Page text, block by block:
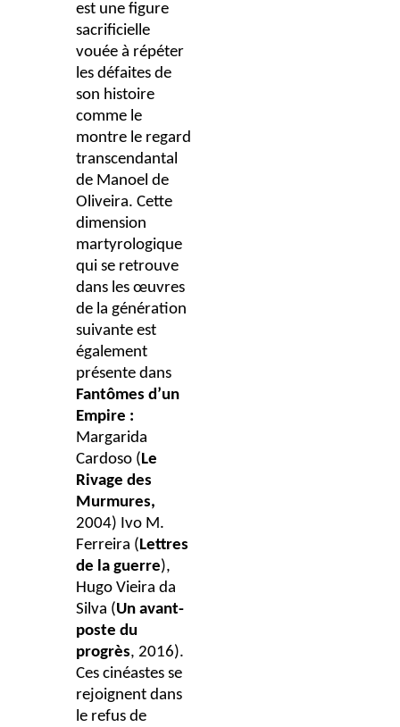
est une figure
sacrificielle
vouée à répéter
les défaites de
son histoire
comme le
montre le regard
transcendantal
de Manoel de
Oliveira. Cette
dimension
martyrologique
qui se retrouve
dans les œuvres
de la génération
suivante est
également
présente dans
Fantômes d’un
Empire :
Margarida
Cardoso (Le
Rivage des
Murmures,
2004) Ivo M.
Ferreira (Lettres
de la guerre),
Hugo Vieira da
Silva (Un avant-
poste du
progrès, 2016).
Ces cinéastes se
rejoignent dans
le refus de